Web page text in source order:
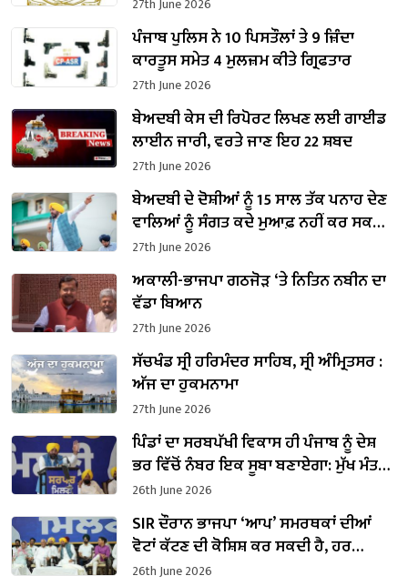
ਪੰਜਾਬ ਪੁਲਿਸ ਨੇ 10 ਪਿਸਤੌਲਾਂ ਤੇ 9 ਜ਼ਿੰਦਾ
ਕਾਰਤੂਸ ਸਮੇਤ 4 ਮੁਲਜ਼ਮ ਕੀਤੇ ਗ੍ਰਿਫਤਾਰ
27th June 2026
ਬੇਅਦਬੀ ਕੇਸ ਦੀ ਰਿਪੋਰਟ ਲਿਖਣ ਲਈ ਗਾਈਡ
ਲਾਈਨ ਜਾਰੀ, ਵਰਤੇ ਜਾਣ ਇਹ 22 ਸ਼ਬਦ
27th June 2026
ਬੇਅਦਬੀ ਦੇ ਦੋਸ਼ੀਆਂ ਨੂੰ 15 ਸਾਲ ਤੱਕ ਪਨਾਹ ਦੇਣ
ਵਾਲਿਆਂ ਨੂੰ ਸੰਗਤ ਕਦੇ ਮੁਆਫ਼ ਨਹੀਂ ਕਰ ਸਕਦੀ-
ਮੁੱਖ ਮੰਤਰੀ ਭਗਵੰਤ ਮਾਨ
27th June 2026
ਅਕਾਲੀ-ਭਾਜਪਾ ਗਠਜੋੜ ‘ਤੇ ਨਿਤਿਨ ਨਬੀਨ ਦਾ
ਵੱਡਾ ਬਿਆਨ
27th June 2026
ਸੱਚਖੰਡ ਸ੍ਰੀ ਹਰਿਮੰਦਰ ਸਾਹਿਬ, ਸ੍ਰੀ ਅੰਮ੍ਰਿਤਸਰ :
ਅੱਜ ਦਾ ਹੁਕਮਨਾਮਾ
27th June 2026
ਪਿੰਡਾਂ ਦਾ ਸਰਬਪੱਖੀ ਵਿਕਾਸ ਹੀ ਪੰਜਾਬ ਨੂੰ ਦੇਸ਼
ਭਰ ਵਿੱਚੋਂ ਨੰਬਰ ਇਕ ਸੂਬਾ ਬਣਾਏਗਾ: ਮੁੱਖ ਮੰਤਰੀ
ਭਗਵੰਤ ਮਾਨ
26th June 2026
SIR ਦੌਰਾਨ ਭਾਜਪਾ ‘ਆਪ’ ਸਮਰਥਕਾਂ ਦੀਆਂ
ਵੋਟਾਂ ਕੱਟਣ ਦੀ ਕੋਸ਼ਿਸ਼ ਕਰ ਸਕਦੀ ਹੈ, ਹਰ
ਵਲੰਟੀਅਰ ਸੁਚੇਤ ਰਹੇ: ਮੁੱਖ ਮੰਤਰੀ ਭਗਵੰਤ ਮਾਨ
26th June 2026